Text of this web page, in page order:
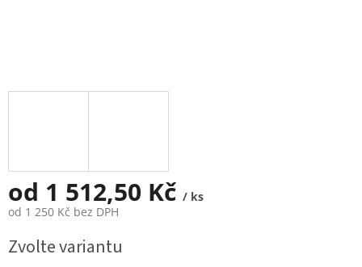
od 1 512,50 Kč / ks
od 1 250 Kč bez DPH
cena:
Zvolte variantu